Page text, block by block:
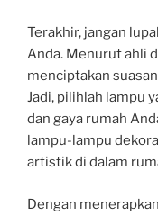
Terakhir, jangan
Anda. Menurut ahli
menciptakan
Jadi, pilihlah lampu
dan gaya rumah
lampu-lampu
artistik di dalam
Dengan